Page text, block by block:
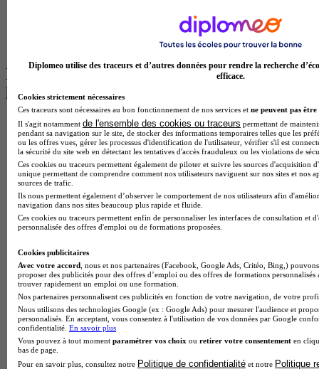
Les intitulés de diplôme par alternance
les plus recherchés
BTS Esf en alternance
BTS Dietetique en alternance
BTS Mco en alternance
BTS Pi en alternance
BTS Sp3s en alternance
Master CCA en alternance
BTS Ndrc en alternance
BTS Sam en alternance
Cap Fleuriste en alternance
MSc Marketing Digital en alternance
BTS Gpme en alternance
Cap Electricien en alternance
BTS Gpn en alternance
BTS Domotique en alternance
BAC Pro Agora en alternance
BTS Sta en alternance
BTS Iris en alternance
BTS Tpl en alternance
Diplomeo utilise des traceurs et d’autres données pour rendre la recherche
efficace.
Cookies strictement nécessaires
Ces traceurs sont nécessaires au bon fonctionnement de nos services et ne peuvent pas être
Il s'agit notamment de l'ensemble des cookies ou traceurs permettant de
pendant sa navigation sur le site, de stocker des informations temporaires telles que les
ou les offres vues, gérer les processus d'identification de l'utilisateur, vérifier s'il est
la sécurité du site web en détectant les tentatives d'accès frauduleux ou les violations de
Ces cookies ou traceurs permettent également de piloter et suivre les sources d'acquisition
unique permettant de comprendre comment nos utilisateurs naviguent sur nos sites et nos
sources de trafic.
Ils nous permettent également d’observer le comportement de nos utilisateurs afin
navigation dans nos sites beaucoup plus rapide et fluide.
Ces cookies ou traceurs permettent enfin de personnaliser les interfaces de consultation et
personnalisée des offres d'emploi ou de formations proposées.
Cookies publicitaires
Avec votre accord , nous et nos partenaires (Facebook, Google Ads, Critéo, Bing,)
proposer des publicités pour des offres d’emploi ou des offres de formations
trouver rapidement un emploi ou une formation.
Nos partenaires personnalisent ces publicités en fonction de votre navigation, de votre
Nous utilisons des technologies Google (ex : Google Ads) pour mesurer l'audience et
personnalisés. En acceptant, vous consentez à l'utilisation de vos données par Google
confidentialité. En savoir plus
Vous pouvez à tout moment paramétrer vos choix ou retirer votre consentement en
bas de page.
Pour en savoir plus, consultez notre Politique de confidentialité et notre Politique